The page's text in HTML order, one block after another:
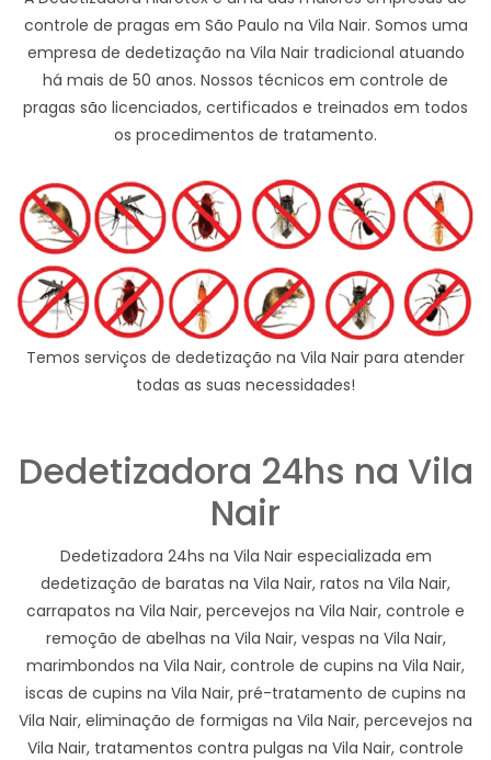
controle de pragas em São Paulo na Vila Nair. Somos uma
empresa de dedetização na Vila Nair tradicional atuando
há mais de 50 anos. Nossos técnicos em controle de
pragas são licenciados, certificados e treinados em todos
os procedimentos de tratamento.
Temos serviços de dedetização na Vila Nair para atender
todas as suas necessidades!
Dedetizadora 24hs na Vila
Nair
Dedetizadora 24hs na Vila Nair especializada em
dedetização de baratas na Vila Nair, ratos na Vila Nair,
carrapatos na Vila Nair, percevejos na Vila Nair, controle e
remoção de abelhas na Vila Nair, vespas na Vila Nair,
marimbondos na Vila Nair, controle de cupins na Vila Nair,
iscas de cupins na Vila Nair, pré-tratamento de cupins na
Vila Nair, eliminação de formigas na Vila Nair, percevejos na
Vila Nair, tratamentos contra pulgas na Vila Nair, controle